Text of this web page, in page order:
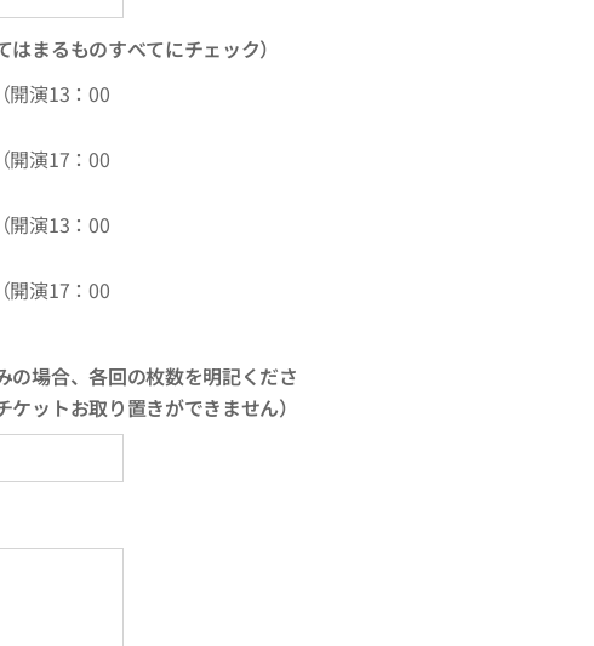
まるものすべてにチェック）
開演13：00
開演17：00
開演13：00
開演17：00
の場合、各回の枚数を明記くださ
ットお取り置きができません）